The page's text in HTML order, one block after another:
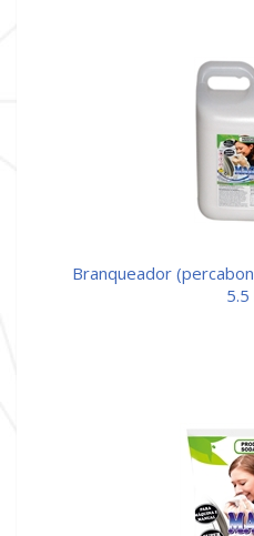
branqueador (percabonato de sodio) garrafao
5.5